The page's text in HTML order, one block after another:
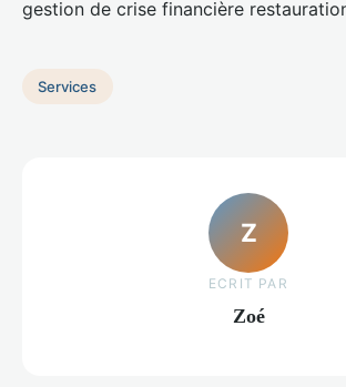
gestion de crise financière
Services
Z
ECRIT PAR
Zoé